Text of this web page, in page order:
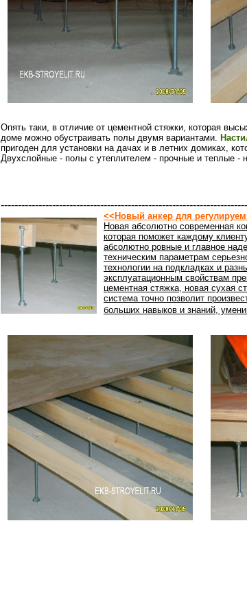
Опять таки, в отличие от цементной стяжки, которая
доме можно обустраивать полы двумя вариантами.
пригоден для установки на дачах и в летних домиках,
Двухслойные - полы с утеплителем - прочные и теплые -
<<Новый анкер для
Новая абсолютно современная
которая поможет каждому
абсолютно ровные и главное
техническим параметрам
технологии на подкладках и
эксплуатационным свойствам
цементная стяжка, новая сухая
система точно позволит
больших навыков и знаний,